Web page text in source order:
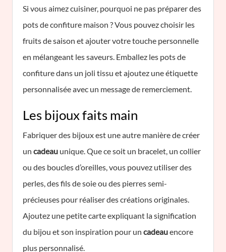
Si vous aimez cuisiner, pourquoi ne pas préparer des
pots de confiture maison ? Vous pouvez choisir les
fruits de saison et ajouter votre touche personnelle
en mélangeant les saveurs. Emballez les pots de
confiture dans un joli tissu et ajoutez une étiquette
personnalisée avec un message de remerciement.
Les bijoux faits main
Fabriquer des bijoux est une autre manière de créer
un cadeau unique. Que ce soit un bracelet, un collier
ou des boucles d’oreilles, vous pouvez utiliser des
perles, des fils de soie ou des pierres semi-
précieuses pour réaliser des créations originales.
Ajoutez une petite carte expliquant la signification
du bijou et son inspiration pour un cadeauencore
plus personnalisé.